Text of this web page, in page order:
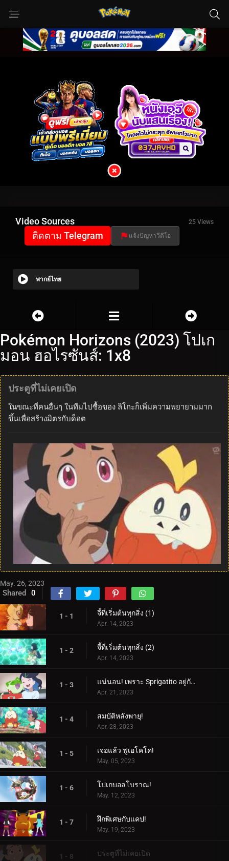
Video Sources 25 Views
ติดตาม Telegram แจ้งปัญหาวีดีโอ
พากย์ไทย
Pokémon Horizons (2023) โปเก
มอน ฮอไรซันส์: 1x8
ประตูที่ไม่เคยเปิด
ในขณะที่คนอื่นๆ ในทีมไปซื้อของ ลิโกะก็เพิ่มความพยายามมาก
ขึ้นเพื่อสร้างมิตรกับด็อต
May. 26, 2023
Shared 0
1 - 1 จี้ที่เริ่มต้นทุกสิ่ง (1)
Apr. 14, 2023
1 - 2 จี้ที่เริ่มต้นทุกสิ่ง (2)
Apr. 14, 2023
1 - 3 แน่นอน! เพราะ Sprigatito อยู่กับฉัน!
Apr. 21, 2023
1 - 4 สมบัติหลังพายุ!
Apr. 28, 2023
1 - 5 เจอแล้ว ฟูเอโคโค!
May. 05, 2023
1 - 6 โปเกบอลโบราณ!
May. 12, 2023
1 - 7 ฝึกพิเศษกับแคป!
May. 19, 2023
1 - 8 ประตูที่ไม่เคยเปิด